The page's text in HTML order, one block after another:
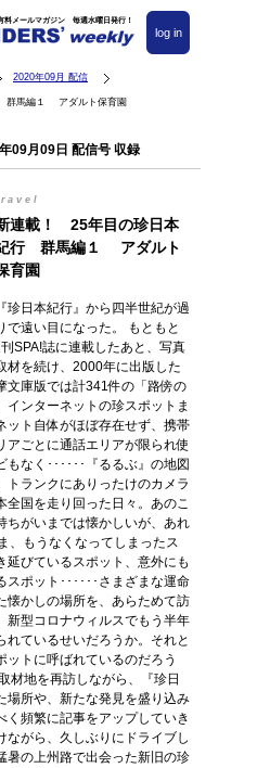
料メールマガジン 毎週水曜日発行！
log in
2020年09月 配信
群馬編１ アダルト保育園
09月09日 配信号 収録
連載！ 25年目の珍日本
行 群馬編１ アダルト
育園
『珍日本紀行』から四半世紀が過
で遠い目になった。 もともと
SPA!誌に連載したあと、写真
材を続け、2000年に出版した
文庫版では計341件の「路傍の
インターネットの珍スポットま
ット自体がほぼ存在せず、携帯
アごとに通話エリアが限られ使
なく･･････『るるぶ』の地図
トランクにありったけのカメラ
全国を走り回った日々。あのこ
ちがいまでは懐かしいが、あれ
、もうなくなってしまったス
延びているスポット、意外にも
スポット･･････さまざまな運命
懐かしの場所を、あらためて訪
新型コロナウィルスでもう半年
れているせいだろうか。それと
ットに呼ばれているのだろう
材地を再訪しながら、『珍日
場所や、新たな発見を盛り込み
く頻繁に記事をアップしていき
ながら、久しぶりにドライブし
暑の上州路で出会った新旧の珍